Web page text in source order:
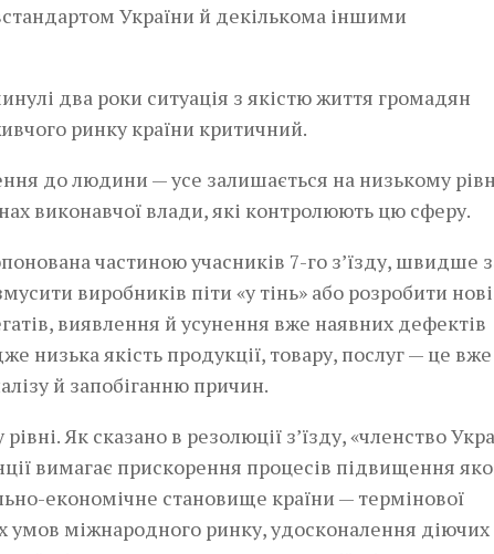
України й декількома іншими
два роки ситуація з якістю життя громадян
ринку країни критичний.
до людини — усе залишається на низькому
виконавчої влади, які контролюють цю сферу.
частиною учасників 7-го з’їзду, швидше
виробників піти «у тінь» або розробити нові
виявлення й усунення вже наявних дефектів
низька якість продукції, товару, послуг — це вже
й запобіганню причин.
Як сказано в резолюції з’їзду, «членство
вимагає прискорення процесів підвищення
економічне становище країни — термінової
умов міжнародного ринку, удосконалення діючих